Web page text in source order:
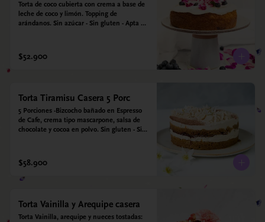
Torta de coco cubierta con crema a base de
leche de coco y limón. Topping de
arándanos. Sin azúcar - Sin gluten - Apta
$52.900
Torta Tiramisu Casera 5 Porc
5 Porciones -Bizcocho bañado en Espresso
de Cafe, crema tipo mascarpone, salsa de
chocolate y cocoa en polvo. Sin gluten - Sin
$58.900
Torta Vainilla y Arequipe casera
Torta Vainilla, arequipe y nueces tostadas: